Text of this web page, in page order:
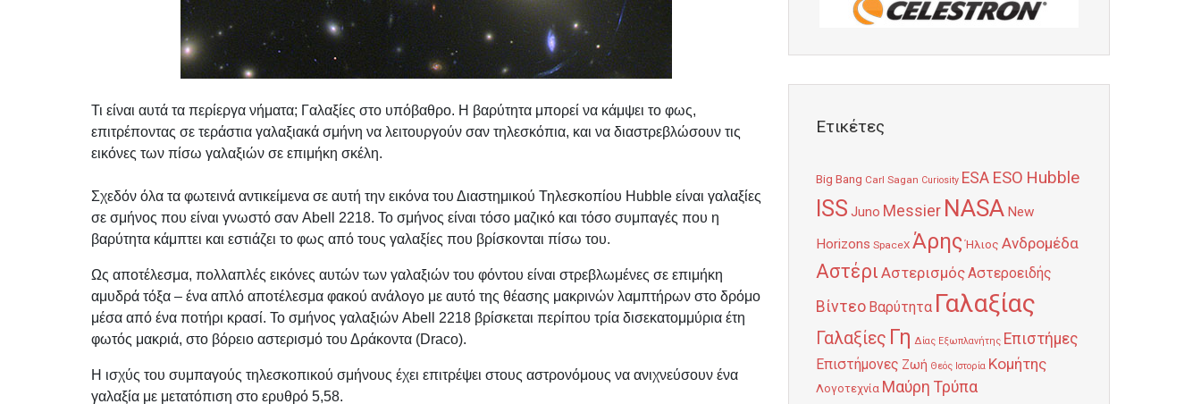
Τι είναι αυτά τα περίεργα νήματα; Γαλαξίες στο υπόβαθρο. Η βαρύτητα μπορεί να κάμψει το φως,
επιτρέποντας σε τεράστια γαλαξιακά σμήνη να λειτουργούν σαν τηλεσκόπια, και να διαστρεβλώσουν τις
εικόνες των πίσω γαλαξιών σε επιμήκη σκέλη.
Σχεδόν όλα τα φωτεινά αντικείμενα σε αυτή την εικόνα του Διαστημικού Τηλεσκοπίου Hubble είναι γαλαξίες
σε σμήνος που είναι γνωστό σαν Abell 2218. Το σμήνος είναι τόσο μαζικό και τόσο συμπαγές που η
βαρύτητα κάμπτει και εστιάζει το φως από τους γαλαξίες που βρίσκονται πίσω του.
Ως αποτέλεσμα, πολλαπλές εικόνες αυτών των γαλαξιών του φόντου είναι στρεβλωμένες σε επιμήκη
αμυδρά τόξα – ένα απλό αποτέλεσμα φακού ανάλογο με αυτό της θέασης μακρινών λαμπτήρων στο δρόμο
μέσα από ένα ποτήρι κρασί. Το σμήνος γαλαξιών Abell 2218 βρίσκεται περίπου τρία δισεκατομμύρια έτη
φωτός μακριά, στο βόρειο αστερισμό του Δράκοντα (Draco).
Η ισχύς του συμπαγούς τηλεσκοπικού σμήνους έχει επιτρέψει στους αστρονόμους να ανιχνεύσουν ένα
γαλαξία με μετατόπιση στο ερυθρό 5,58.
Ετικέτες
Big Bang Carl Sagan Curiosity ESA ESO Hubble
ISS Juno Messier NASA New
Horizons SpaceX Άρης Ήλιος Ανδρομέδα
Αστέρι ΑστερισμόςΑστεροειδής
Βίντεο Βαρύτητα Γαλαξίας
Γαλαξίες Γη Δίας Εξωπλανήτης Επιστήμες
Επιστήμονες Ζωή Θεός Ιστορία Κομήτης
Λογοτεχνία Μαύρη Τρύπα